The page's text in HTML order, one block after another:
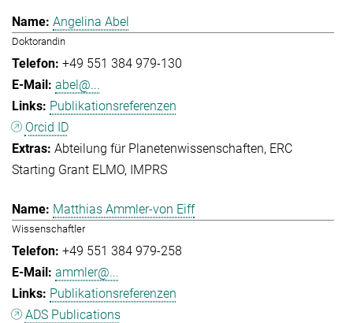
Angelina Abel
Doktorandin
+49 551 384 979-130
abel@...
Publikationsreferenzen
Orcid ID
Abteilung für Planetenwissenschaften ERC
Starting Grant ELMO
IMPRS
Matthias Ammler-von Eiff
Wissenschaftler
+49 551 384 979-258
ammler@...
Publikationsreferenzen
ADS Publications